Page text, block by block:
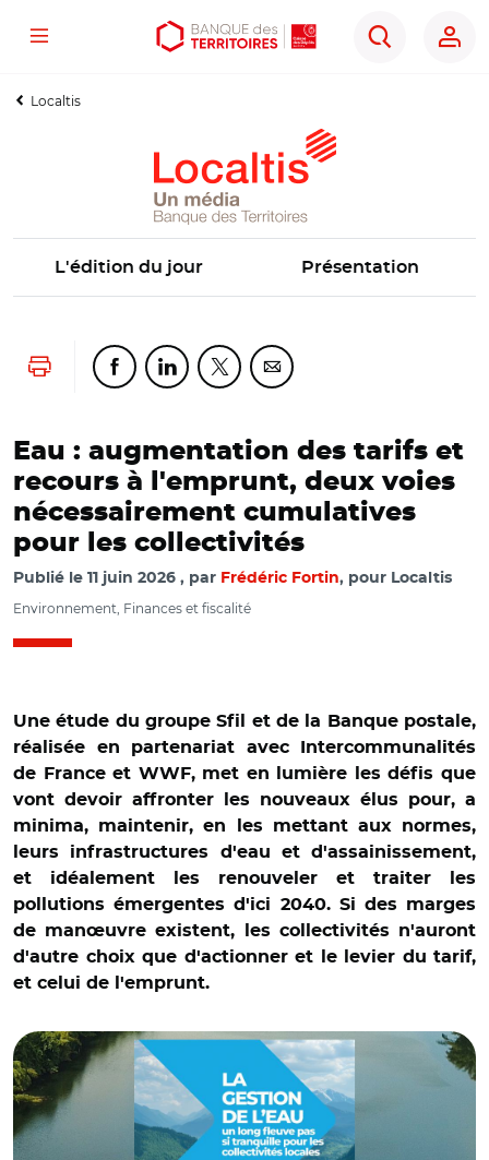
Aller
contenu
Aller
menu
Ouvrir
outils
Menu
Rechercher
Localtis
L'édition du jour Présentation
Lancer l'impressionPartager cette page sur Facebook
Partager cette page sur Linkedin
Partager cette page sur Twitter
Partager cette page sur
Eau : augmentation des tarifs et
recours à l'emprunt, deux voies
nécessairement cumulatives
pour les collectivités
Publié le 11 juin 2026 par Frédéric Fortin, pour Localtis
Environnement, Finances et fiscalité
Une étude du groupe Sfil et de la Banque postale,
réalisée en partenariat avec Intercommunalités
de France et WWF, met en lumière les défis que
vont devoir affronter les nouveaux élus pour, a
minima, maintenir, en les mettant aux normes,
leurs infrastructures d'eau et d'assainissement,
et idéalement les renouveler et traiter les
pollutions émergentes d'ici 2040. Si des marges
de manœuvre existent, les collectivités n'auront
d'autre choix que d'actionner et le levier du tarif,
et celui de l'emprunt.